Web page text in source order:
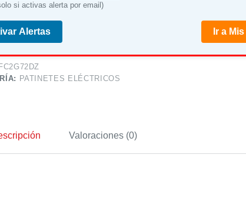
si activas alerta por email)
Alertas Ir a
PATINETES ELÉCTRICOS
Valoraciones (0)